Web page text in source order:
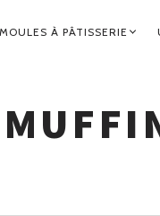
MOULES À PÂTISSERIE